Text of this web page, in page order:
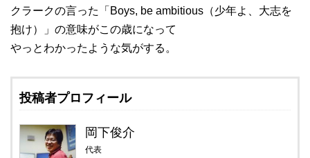
クラークの言った「Boys, be ambitious（少年よ、大志を
抱け）」の意味がこの歳になって
やっとわかったような気がする。
投稿者プロフィール
岡下俊介
代表